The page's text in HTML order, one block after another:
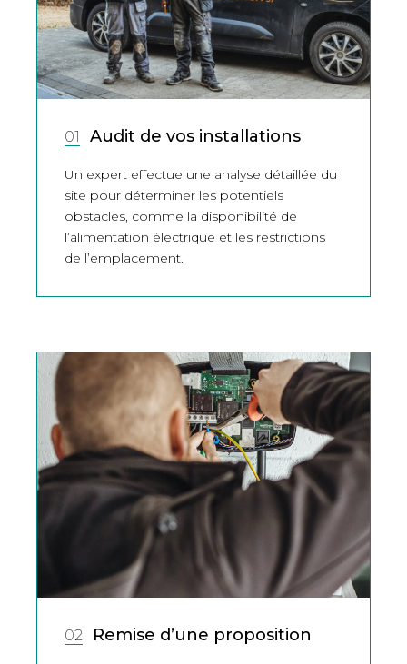
01 Audit de vos installations
Un expert effectue une analyse détaillée du
site pour déterminer les potentiels
obstacles, comme la disponibilité de
l’alimentation électrique et les restrictions
de l’emplacement.
02 Remise d’une proposition